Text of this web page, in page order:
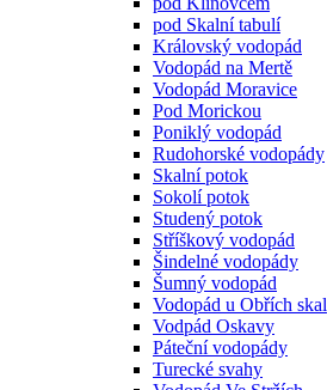
pod Skalní tabulí
Královský vodopád
Vodopád na Mertě
Vodopád Moravice
Pod Morickou
Poniklý vodopád
Rudohorské vodopády
Skalní potok
Sokolí potok
Studený potok
Stříškový vodopád
Šindelné vodopády
Šumný vodopád
Vodopád u Obřích skal
Vodpád Oskavy
Páteční vodopády
Turecké svahy